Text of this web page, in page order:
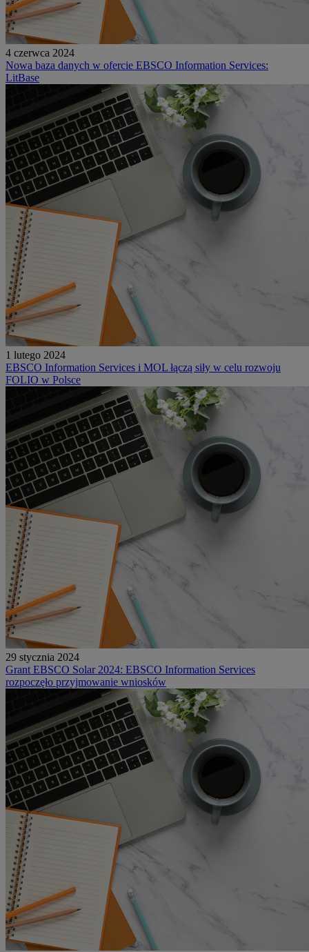
4 czerwca 2024
Nowa baza danych w ofercie EBSCO Information Services:
LitBase
1 lutego 2024
EBSCO Information Services i MOL łączą siły w celu rozwoju
FOLIO w Polsce
29 stycznia 2024
Grant EBSCO Solar 2024: EBSCO Information Services
rozpoczęło przyjmowanie wniosków